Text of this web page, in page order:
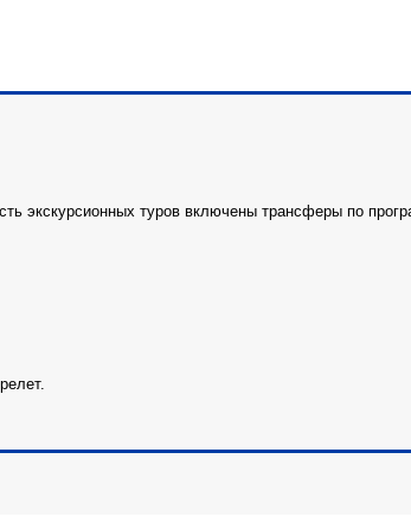
экскурсионных туров включены трансферы по